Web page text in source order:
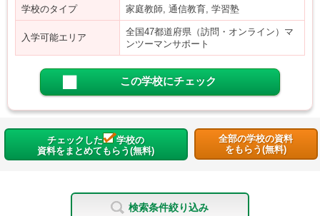
学校のタイプ 家庭教師, 通信教育, 学習塾
入学可能エリア
全国47都道府県（訪問・オンライン）マ
ンツーマンサポート
この学校にチェック
チェックした
学校の
資料をまとめてもらう(無料)
全部の学校の資料
をもらう(無料)
検索条件絞り込み